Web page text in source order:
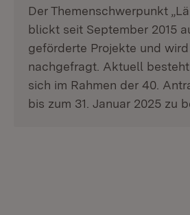
Der Themenschwerpunkt
blickt seit September 2015
geförderte Projekte und
nachgefragt. Aktuell
sich im Rahmen der 40.
bis zum 31. Januar 2025 zu